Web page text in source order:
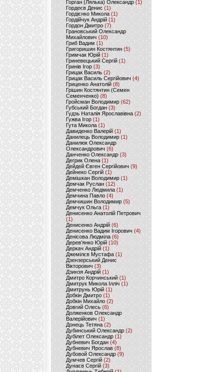
Горган (Лялька) Олександр(1)
Гордеєв Денис (1)
Гордієнко Микола (1)
Гордійчук Андрій (1)
Гордон Дмитро (7)
Грановський Олександр
Михайлович (10)
Гриб Вадим (1)
Григоришин Костянтин (5)
Гримчак Юрій(1)
Гриневецький Сергій(1)
Гринів Ігор (3)
Грицак Василь (2)
Грицак Василь Сергійович (4)
Гриценко Анатолій (8)
Грішин Костянтин (Семен
Семенченко)(8)
Гройсман Володимир(62)
Губський Богдан (3)
Гудзь Наталія Ярославівна(2)
Гужва Ігор (1)
Гута Микола (1)
Давиденко Валерій (1)
Данилець Володимир(1)
Данилюк Олександр
Олександрович (6)
Данченко Олександр (3)
Дегрик Олена(1)
Дейдей Євген Сергійович(9)
Дейнеко Сергій (1)
Демішкан Володимир(1)
Демчак Руслан (12)
Демченко Людмила (1)
Демчина Павло (4)
Демчишин Володимир (5)
Демчук Ольга(1)
Денисенко Анатолій Петрович
(1)
Денисенко Андрій (6)
Денисенко Вадим Ігорович (4)
Денісова Людміла(6)
Дерев'янко Юрій(10)
Деркач Андрій(1)
Джемілєв Мустафа (1)
Дзензерський Денис
Вікторович (3)
Дзинзя Андрій (1)
Дмитро Корчинський (1)
Дмитрук Микола Ілліч (1)
Дмитрунь Юрій (1)
Добкін Дмитро(1)
Добкін Михайло (2)
Довгий Олесь (6)
Долженков Олександр
Валерійович (1)
Донець Тетяна (2)
Дубинський Олександр(2)
Дубілет Олександр (1)
Дубневич Богдан (4)
Дубневич Ярослав (8)
Дубовой Олександр(9)
Думчев Сергій (2)
Дунаєв Сергій(3)